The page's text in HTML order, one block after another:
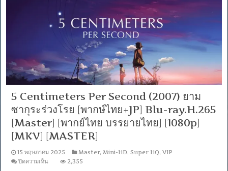
5 Centimeters Per Second (2007) ยาม
ซากุระร่วงโรย [พากษ์ไทย+JP] Blu-ray.H.265
[Master] [พากย์ไทย บรรยายไทย] [1080p]
[MKV] [MASTER]
15 พฤษภาคม 2025 Master, Mini-HD,Super HQ,VIP
ปิดความเห็น
2,355